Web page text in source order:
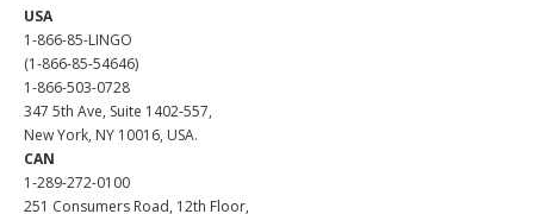
USA
1-866-85-LINGO
(1-866-85-54646)
1-866-503-0728
347 5th Ave, Suite 1402-557,
New York, NY 10016, USA.
CAN
1-289-272-0100
251 Consumers Road, 12th Floor,